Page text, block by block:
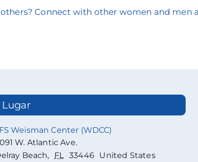
Connect with other women and men
Lugar
Weisman Center (WDCC)
W. Atlantic Ave.
Beach, FL 33446 United States